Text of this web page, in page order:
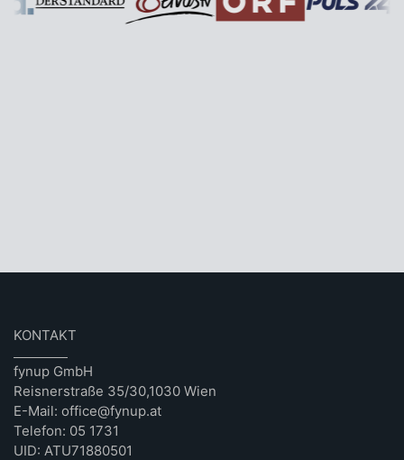
KONTAKT
fynup GmbH
Reisnerstraße 35/30,1030 Wien
E-Mail: office@fynup.at
Telefon: 05 1731
UID: ATU71880501